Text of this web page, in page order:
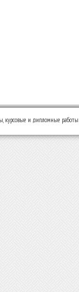
курсовые и дипломные работы